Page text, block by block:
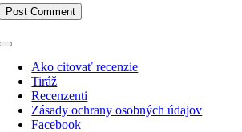
Toggle
NavigationAko citovať recenzie
Tiráž
Recenzenti
Zásady ochrany osobných údajov
Facebook